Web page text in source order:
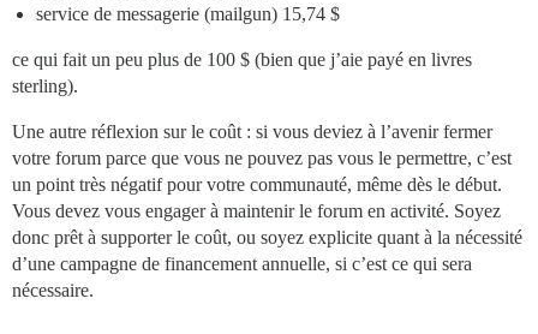
service de messagerie (mailgun) 15,74 $
ce qui fait un peu plus de 100 $ (bien que j’aie payé en livres
sterling).
Une autre réflexion sur le coût : si vous deviez à l’avenir fermer
votre forum parce que vous ne pouvez pas vous le permettre, c’est
un point très négatif pour votre communauté, même dès le début.
Vous devez vous engager à maintenir le forum en activité. Soyez
donc prêt à supporter le coût, ou soyez explicite quant à la nécessité
d’une campagne de financement annuelle, si c’est ce qui sera
nécessaire.